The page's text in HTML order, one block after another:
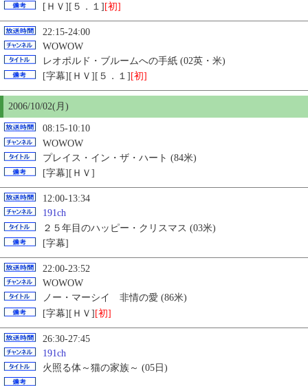
[ＨＶ][５．１][初]
22:15-24:00
WOWOW
レオポルド・ブルームへの手紙 (02英・米)
[字幕][ＨＶ][５．１] [初]
2006/10/02(月)
08:15-10:10
WOWOW
プレイス・イン・ザ・ハート (84米)
[字幕][ＨＶ]
12:00-13:34
191ch
２５年目のハッピー・クリスマス (03米)
[字幕]
22:00-23:52
WOWOW
ノー・マーシイ 非情の愛 (86米)
[字幕][ＨＶ][初]
26:30-27:45
191ch
火照る体～猫の家族～ (05日)